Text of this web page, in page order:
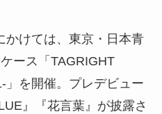
かけては、東京・日本青
ース「TAGRIGHT
」を開催。プレデビュー
』『花言葉』が披露さ